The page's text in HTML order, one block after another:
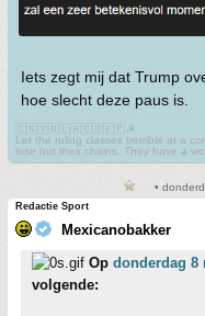
Iets zegt mij dat Trump
hoe slecht deze paus is.
🇨🇳🇻🇳🇱🇦🇨🇺🇰🇵☭
Let the ruling classes tremble at a
lose but their chains. They have a
•
Redactie Sport
Mexicanobakker
Op donderdag 8
volgende: